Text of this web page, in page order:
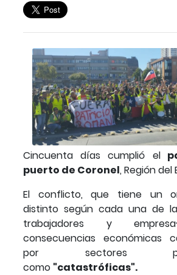
Cincuenta días cumplió el
puerto de Coronel, Región del
El conflicto, que tiene un
distinto según cada una de
trabajadores y
consecuencias económicas
por sectores
como "catastróficas".